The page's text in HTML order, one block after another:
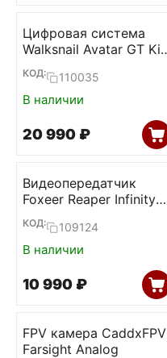
Цифровая система
Walksnail Avatar GT Kit
(Dual antenna)
КОД: 110035
В наличии
20 990 ₽
Видеопередатчик
Foxeer Reaper Infinity
v2 5W 4.9-6G 80ch VTx
КОД: 109124
В наличии
10 990 ₽
FPV камера CaddxFPV
Farsight Analog